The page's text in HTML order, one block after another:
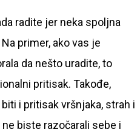
radite jer neka spoljna
primer, ako vas je
da nešto uradite, to
pritisak. Takođe,
i pritisak vršnjaka, strah i
biste razočarali sebe i